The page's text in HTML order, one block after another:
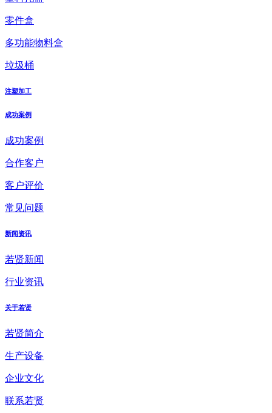
零件盒
多功能物料盒
垃圾桶
注塑加工
成功案例
成功案例
合作客户
客户评价
常见问题
新闻资讯
若贤新闻
行业资讯
关于若贤
若贤简介
生产设备
企业文化
联系若贤